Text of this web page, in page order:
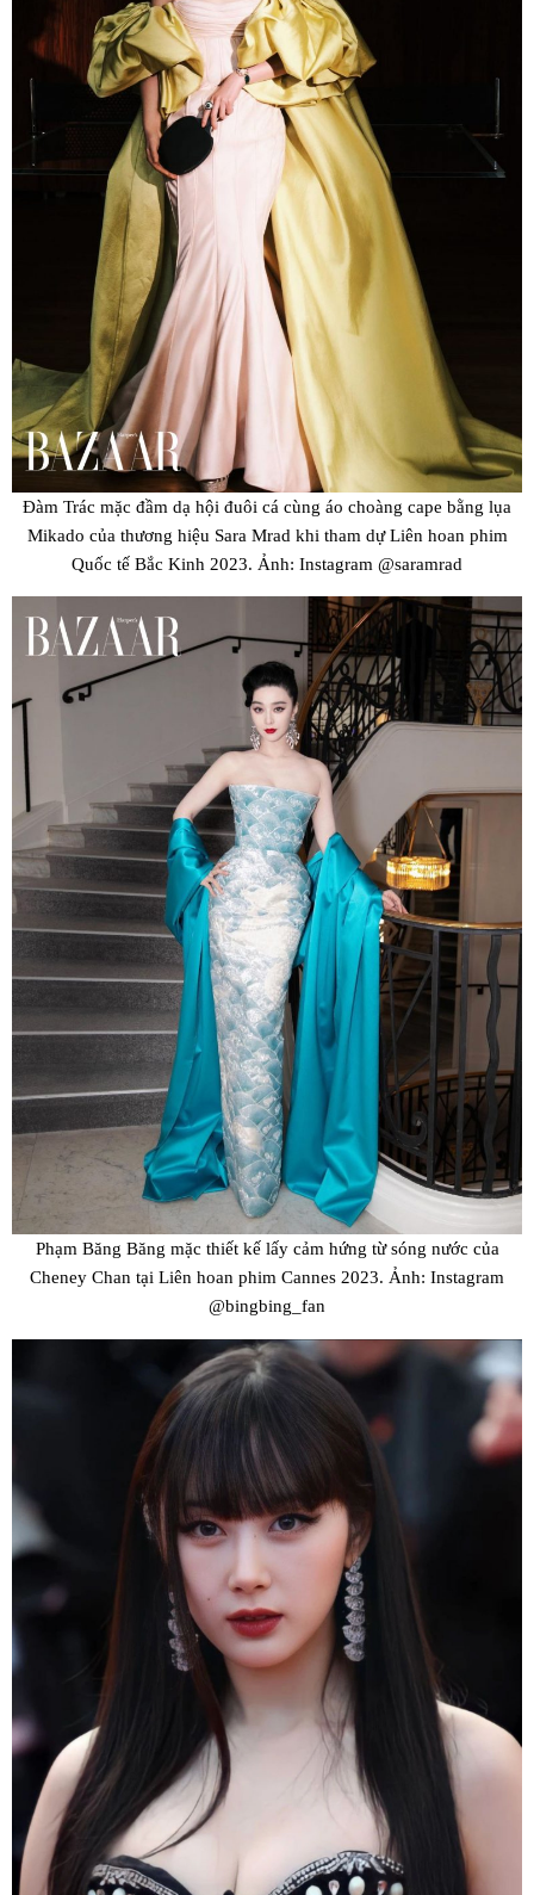
Đàm Trác mặc đầm dạ hội đuôi cá cùng áo choàng cape bằng lụa
Mikado của thương hiệu Sara Mrad khi tham dự Liên hoan phim
Quốc tế Bắc Kinh 2023. Ảnh: Instagram @saramrad
Phạm Băng Băng mặc thiết kế lấy cảm hứng từ sóng nước của
Cheney Chan tại Liên hoan phim Cannes 2023. Ảnh: Instagram
@bingbing_fan